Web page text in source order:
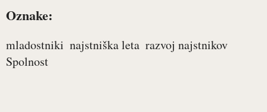
Oznake:
mladostniki najstniška leta razvoj najstnikov
Spolnost